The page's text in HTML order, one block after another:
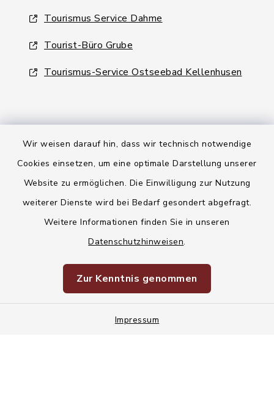
Wir weisen darauf hin, dass wir technisch notwendige
Cookies einsetzen, um eine optimale Darstellung unserer
Website zu ermöglichen. Die Einwilligung zur Nutzung
weiterer Dienste wird bei Bedarf gesondert abgefragt.
Weitere Informationen finden Sie in unseren
Datenschutzhinweisen.
Zur Kenntnis genommen
Impressum
Tourismus Service Dahme
Tourist-Büro Grube
Tourismus-Service Ostseebad Kellenhusen
Kontakt
Datenschutz
Impressum
Sitemap